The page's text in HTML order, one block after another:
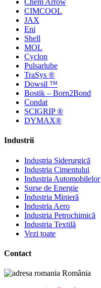
Chem Arrow
CIMCOOL
JAX
Eni
Shell
MOL
Cyclon
Pulsarlube
TraSys ®
Dowsil ™
Bostik – Born2Bond
Condat
SCIGRIP ®
DYMAX®
Industrii
Industria Siderurgică
Industria Cimentului
Industria Automobilelor
Surse de Energie
Industria Minieră
Industria Aero
Industria Petrochimică
Industria Textilă
Vezi toate
Contact
România